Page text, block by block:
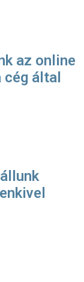
az online
cég által